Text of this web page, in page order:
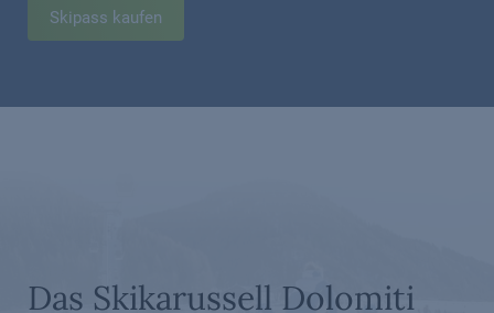
Skipass kaufen
Das Skikarussell Dolomiti